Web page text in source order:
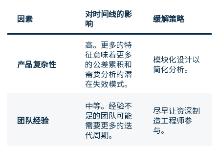
因素
对时间线的影
响
缓解策略
产品复杂性
高。更多的特
征意味着更多
的公差累积和
需要分析的潜
在失效模式。
模块化设计以
简化分析。
团队经验
中等。经验不
足的团队可能
需要更多的迭
代周期。
尽早让资深制
造工程师参
与。